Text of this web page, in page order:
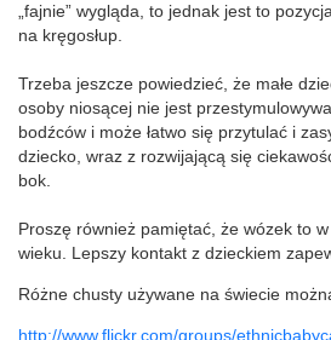
„fajnie” wygląda, to jednak jest to
na kręgosłup.
Trzeba jeszcze powiedzieć, że małe
osoby niosącej nie jest
bodźców i może łatwo się przytulać i
dziecko, wraz z rozwijającą się
bok.
Proszę również pamiętać, że wózek to
wieku. Lepszy kontakt z dzieckiem
Różne chusty używane na świecie
http://www.flickr.com/groups/